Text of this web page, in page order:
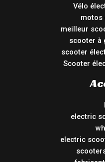
Vélo
motos
meilleur
scooter à
scooter
Scooter
electric
electric